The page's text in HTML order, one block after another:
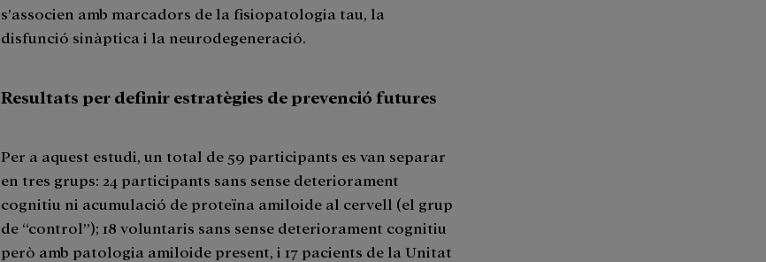
s’associen amb marcadors de la fisiopatologia tau, la
disfunció sinàptica i la neurodegeneració.
Resultats per definir estratègies de prevenció futures
Per a aquest estudi, un total de 59 participants es van separar
en tres grups: 24 participants sans sense deteriorament
cognitiu ni acumulació de proteïna amiloide al cervell (el grup
de “control”); 18 voluntaris sans sense deteriorament cognitiu
però amb patologia amiloide present, i 17 pacients de la Unitat